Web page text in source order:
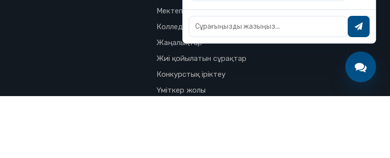
Мектеп
Колледж
Жаңалықтар
Жиі қойылатын сұрақтар
Конкурстық іріктеу
Үміткер жолы